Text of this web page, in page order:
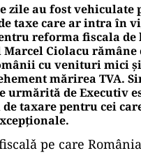
zile au fost vehiculate
taxe care ar intra în
reforma fiscala
Ciolacu rămâne
cu venituri mici
mărirea TVA.
urmărită de Executiv
taxare pentru cei
pe care